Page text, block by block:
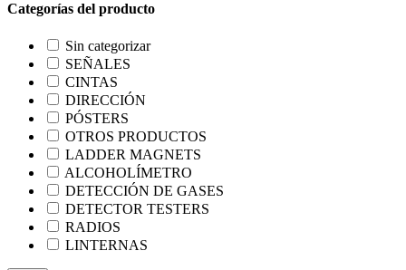
Categorías del producto
Sin categorizar
SEÑALES
CINTAS
DIRECCIÓN
PÓSTERS
OTROS PRODUCTOS
LADDER MAGNETS
ALCOHOLÍMETRO
DETECCIÓN DE GASES
DETECTOR TESTERS
RADIOS
LINTERNAS